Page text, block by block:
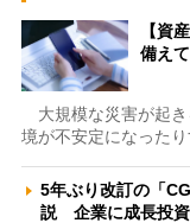
【資
備え
大規模な災害が起き
境が不安定になった
5年ぶり改訂の「
説 企業に成長投